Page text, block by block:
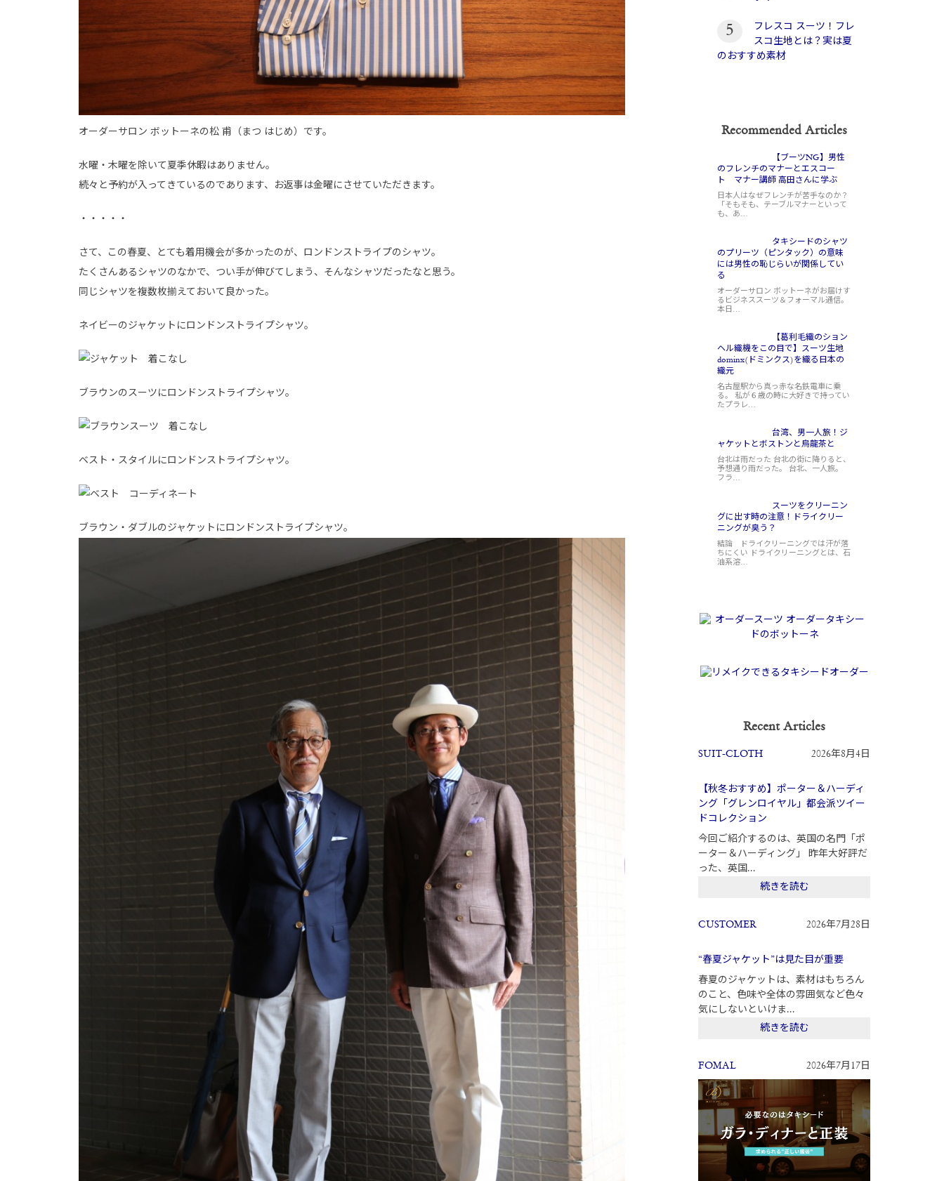
オーダーサロン ボットーネの松 甫（まつ はじめ）です。
水曜・木曜を除いて夏季休暇はありません。
続々と予約が入ってきているのであります、お返事は金曜にさせていただきます。
・・・・・
さて、この春夏、とても着用機会が多かったのが、ロンドンストライプのシャツ。
たくさんあるシャツのなかで、つい手が伸びてしまう、そんなシャツだったなと思う。
同じシャツを複数枚揃えておいて良かった。
ネイビーのジャケットにロンドンストライプシャツ。
ブラウンのスーツにロンドンストライプシャツ。
ベスト・スタイルにロンドンストライプシャツ。
ブラウン・ダブルのジャケットにロンドンストライプシャツ。
5
フレスコ スーツ！フレ
スコ生地とは？実は夏
のおすすめ素材
Recommended Articles
【ブーツNG】男性
のフレンチのマナーとエスコー
ト マナー講師 高田さんに学ぶ
日本人はなぜフレンチが苦手なのか？
「そもそも、テーブルマナーといって
も、あ…
タキシードのシャツ
のプリーツ（ピンタック）の意味
には男性の恥じらいが関係してい
る
オーダーサロン ボットーネがお届けす
るビジネススーツ＆フォーマル通信。
本日…
【葛利毛織のション
ヘル織機をこの目で】スーツ生地
dominx(ドミンクス)を織る日本の
織元
名古屋駅から真っ赤な名鉄電車に乗
る。 私が６歳の時に大好きで持ってい
たプラレ…
台湾、男一人旅！ジ
ャケットとボストンと烏龍茶と
台北は雨だった 台北の街に降りると、
予想通り雨だった。 台北、一人旅。
フラ…
スーツをクリーニン
グに出す時の注意！ドライクリー
ニングが臭う？
結論 ドライクリーニングでは汗が落
ちにくい ドライクリーニングとは、石
油系溶…
Recent Articles
SUIT-CLOTH 2026年8月4日
【秋冬おすすめ】ポーター＆ハーディ
ング「グレンロイヤル」都会派ツイー
ドコレクション
今回ご紹介するのは、英国の名門「ポ
ーター＆ハーディング」 昨年大好評だ
った、英国...
続きを読む
CUSTOMER 2026年7月28日
“春夏ジャケット”は見た目が重要
春夏のジャケットは、素材はもちろん
のこと、色味や全体の雰囲気など色々
気にしないといけま...
続きを読む
FOMAL 2026年7月17日